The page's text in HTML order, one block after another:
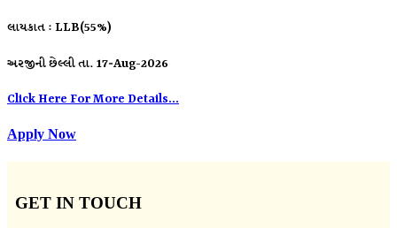
લાયકાત : LLB(55%)
અરજીની છેલ્લી તા. 17-Aug-2026
Click Here For More Details...
Apply Now
GET IN TOUCH